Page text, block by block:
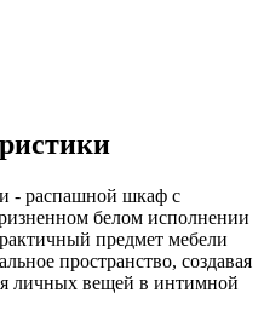
- распашной шкаф с
белом исполнении
предмет мебели
пространство, создавая
личных вещей в интимной